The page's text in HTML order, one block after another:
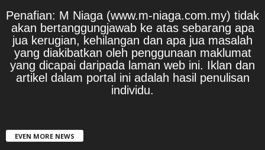
Penafian: M Niaga (www.m-niaga.com.my) tidak
akan bertanggungjawab ke atas sebarang apa
jua kerugian, kehilangan dan apa jua masalah
yang diakibatkan oleh penggunaan maklumat
yang dicapai daripada laman web ini. Iklan dan
artikel dalam portal ini adalah hasil penulisan
individu.
EVEN MORE NEWS